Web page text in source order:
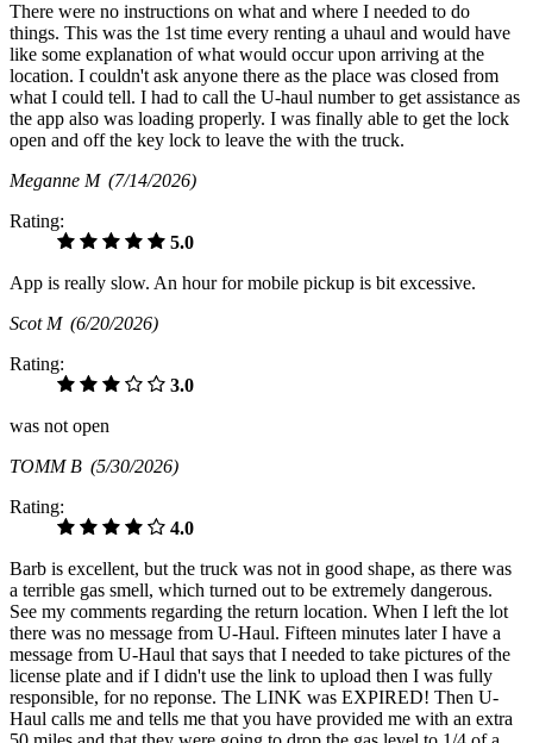
There were no instructions on what and where I needed to do
things. This was the 1st time every renting a uhaul and would have
like some explanation of what would occur upon arriving at the
location. I couldn't ask anyone there as the place was closed from
what I could tell. I had to call the U-haul number to get assistance as
the app also was loading properly. I was finally able to get the lock
open and off the key lock to leave the with the truck.
Meganne M (7/14/2026)
Rating:
5.0
App is really slow. An hour for mobile pickup is bit excessive.
Scot M (6/20/2026)
Rating:
3.0
was not open
TOMM B (5/30/2026)
Rating:
4.0
Barb is excellent, but the truck was not in good shape, as there was
a terrible gas smell, which turned out to be extremely dangerous.
See my comments regarding the return location. When I left the lot
there was no message from U-Haul. Fifteen minutes later I have a
message from U-Haul that says that I needed to take pictures of the
license plate and if I didn't use the link to upload then I was fully
responsible, for no reponse. The LINK was EXPIRED! Then U-
Haul calls me and tells me that you have provided me with an extra